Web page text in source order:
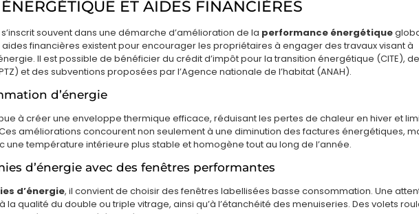
ET AIDES FINANCIÈRES
s’inscrit souvent dans une démarche d’amélioration de la performance énergétique
aides financières existent pour encourager les propriétaires à engager des travaux visant à
Il est possible de bénéficier du crédit d’impôt pour la transition énergétique (CITE), de
et des subventions proposées par l’Agence nationale de l’habitat (ANAH).
d’énergie
à créer une enveloppe thermique efficace, réduisant les pertes de chaleur en hiver et
améliorations concourent non seulement à une diminution des factures énergétiques,
une température intérieure plus stable et homogène tout au long de l’année.
d’énergie avec des fenêtres performantes
d’énergie, il convient de choisir des fenêtres labellisées basse consommation. Une
qualité du double ou triple vitrage, ainsi qu’à l’étanchéité des menuiseries. Des volets